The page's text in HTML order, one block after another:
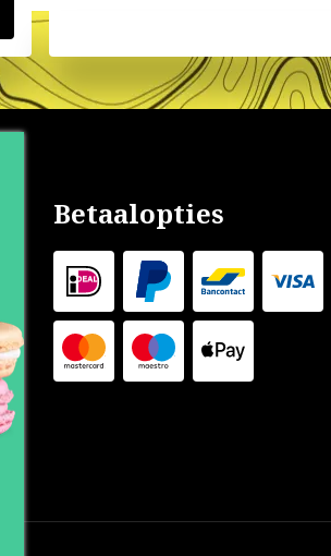
Betaalopties